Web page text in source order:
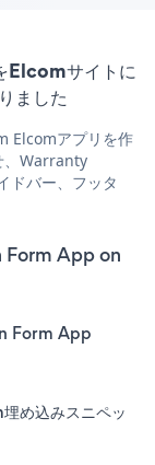
サイトに
ました
Elcomアプリを作
、Warranty
ドバー、フッタ
Form App on
Form App
め込みスニペッ